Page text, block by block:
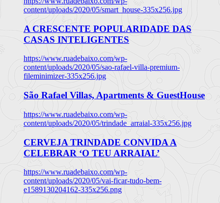
content/uploads/2020/05/smart_house-335x256.jpg
A CRESCENTE POPULARIDADE DAS
CASAS INTELIGENTES
https://www.ruadebaixo.com/wp-
content/uploads/2020/05/sao-rafael-villa-premium-
fileminimizer-335x256.jpg
São Rafael Villas, Apartments & GuestHouse
https://www.ruadebaixo.com/wp-
content/uploads/2020/05/trindade_arraial-335x256.jpg
CERVEJA TRINDADE CONVIDA A
CELEBRAR ‘O TEU ARRAIAL’
https://www.ruadebaixo.com/wp-
content/uploads/2020/05/vai-ficar-tudo-bem-
e1589130204162-335x256.png